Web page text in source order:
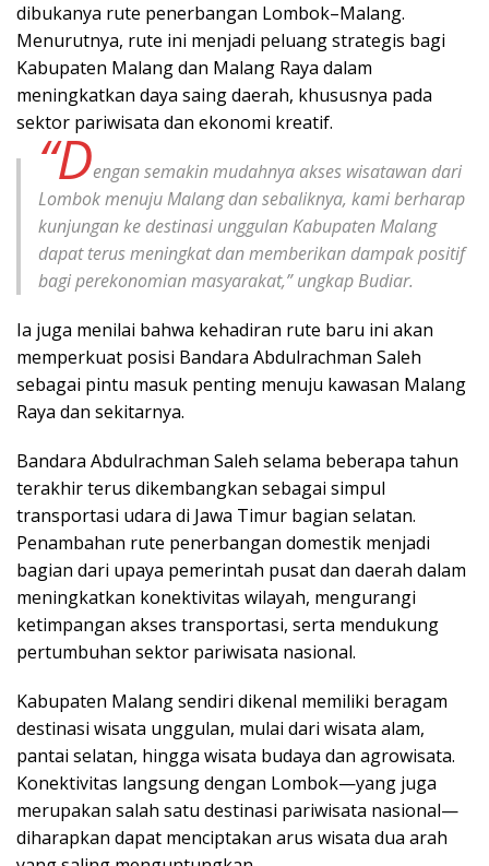
dibukanya rute penerbangan Lombok–Malang.
Menurutnya, rute ini menjadi peluang strategis bagi
Kabupaten Malang dan Malang Raya dalam
meningkatkan daya saing daerah, khususnya pada
sektor pariwisata dan ekonomi kreatif.
“Dengan semakin mudahnya akses wisatawan dari
Lombok menuju Malang dan sebaliknya, kami berharap
kunjungan ke destinasi unggulan Kabupaten Malang
dapat terus meningkat dan memberikan dampak positif
bagi perekonomian masyarakat,” ungkap Budiar.
Ia juga menilai bahwa kehadiran rute baru ini akan
memperkuat posisi Bandara Abdulrachman Saleh
sebagai pintu masuk penting menuju kawasan Malang
Raya dan sekitarnya.
Bandara Abdulrachman Saleh selama beberapa tahun
terakhir terus dikembangkan sebagai simpul
transportasi udara di Jawa Timur bagian selatan.
Penambahan rute penerbangan domestik menjadi
bagian dari upaya pemerintah pusat dan daerah dalam
meningkatkan konektivitas wilayah, mengurangi
ketimpangan akses transportasi, serta mendukung
pertumbuhan sektor pariwisata nasional.
Kabupaten Malang sendiri dikenal memiliki beragam
destinasi wisata unggulan, mulai dari wisata alam,
pantai selatan, hingga wisata budaya dan agrowisata.
Konektivitas langsung dengan Lombok—yang juga
merupakan salah satu destinasi pariwisata nasional—
diharapkan dapat menciptakan arus wisata dua arah